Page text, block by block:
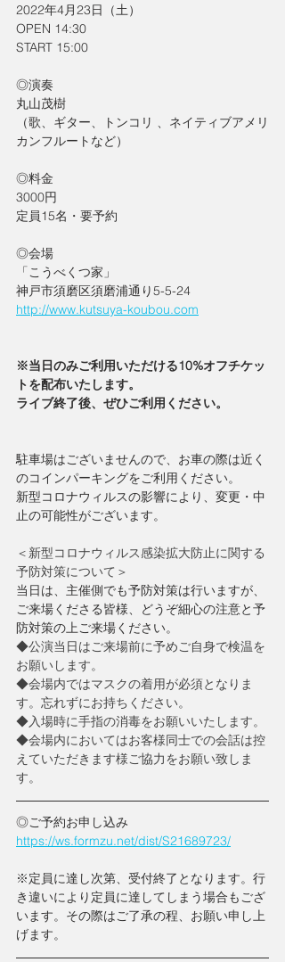
2022年4月23日（土）
OPEN 14:30
START 15:00
◎演奏
丸山茂樹
（歌、ギター、トンコリ 、ネイティブアメリ
カンフルートなど）
◎料金
3000円
定員15名・要予約
◎会場
「こうべくつ家」
神戸市須磨区須磨浦通り5-5-24
http://www.kutsuya-koubou.com
※当日のみご利用いただける10%オフチケッ
トを配布いたします。
ライブ終了後、ぜひご利用ください。
駐車場はございませんので、お車の際は近く
のコインパーキングをご利用ください。
新型コロナウィルスの影響により、変更・中
止の可能性がございます。
＜新型コロナウィルス感染拡大防止に関する
予防対策について＞
当日は、主催側でも予防対策は行いますが、
ご来場くださる皆様、どうぞ細心の注意と予
防対策の上ご来場ください。
◆公演当日はご来場前に予めご自身で検温を
お願いします。
◆会場内ではマスクの着用が必須となりま
す。忘れずにお持ちください。
◆入場時に手指の消毒をお願いいたします。
◆会場内においてはお客様同士での会話は控
えていただきます様ご協力をお願い致しま
す。
◎ご予約お申し込み
https://ws.formzu.net/dist/S21689723/
※定員に達し次第、受付終了となります。行
き違いにより定員に達してしまう場合もござ
います。その際はご了承の程、お願い申し上
げます。